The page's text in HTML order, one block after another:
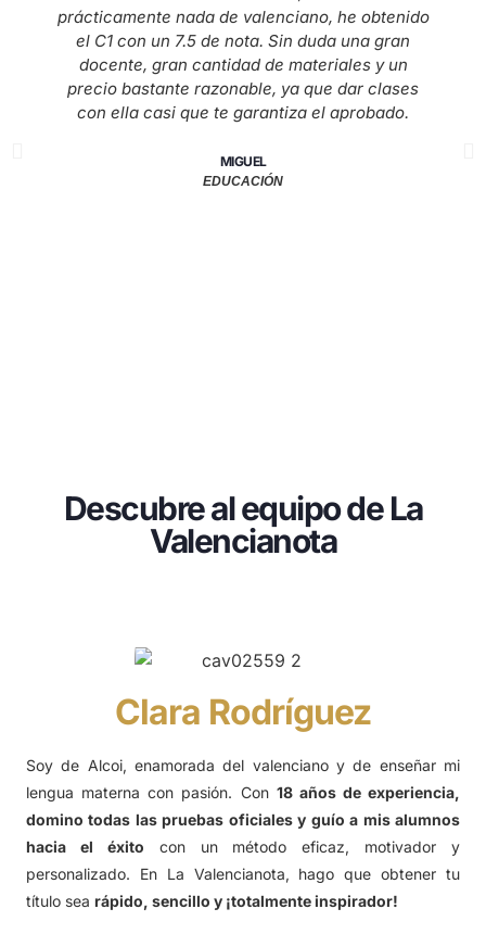
prácticamente nada de valenciano, he obtenido
el C1 con un 7.5 de nota. Sin duda una gran
docente, gran cantidad de materiales y un
precio bastante razonable, ya que dar clases
con ella casi que te garantiza el aprobado.
MIGUEL
EDUCACIÓN
Descubre al equipo de La
Valencianota
Clara Rodríguez
Soy de Alcoi, enamorada del valenciano y de enseñar mi
lengua materna con pasión. Con 18 años de experiencia,
domino todas las pruebas oficiales y guío a mis alumnos
hacia el éxito con un método eficaz, motivador y
personalizado. En La Valencianota, hago que obtener tu
título sea rápido, sencillo y ¡totalmente inspirador!